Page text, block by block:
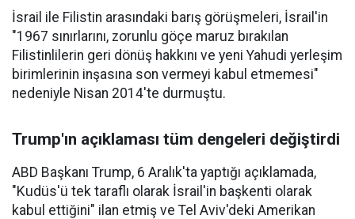
İsrail ile Filistin arasındaki barış görüşmeleri, İsrail'in
"1967 sınırlarını, zorunlu göçe maruz bırakılan
Filistinlilerin geri dönüş hakkını ve yeni Yahudi yerleşim
birimlerinin inşasına son vermeyi kabul etmemesi"
nedeniyle Nisan 2014'te durmuştu.
Trump'ın açıklaması tüm dengeleri değiştirdi
ABD Başkanı Trump, 6 Aralık'ta yaptığı açıklamada,
"Kudüs'ü tek taraflı olarak İsrail'in başkenti olarak
kabul ettiğini" ilan etmiş ve Tel Aviv'deki Amerikan